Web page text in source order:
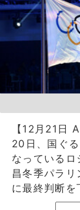
【12月21日
20日、国ぐ
なっている
昌冬季パラリ
に最終判断を